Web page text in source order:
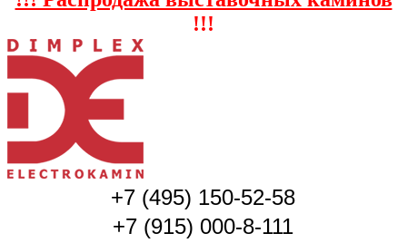
!!!
+7 (495) 150-52-58
+7 (915) 000-8-111